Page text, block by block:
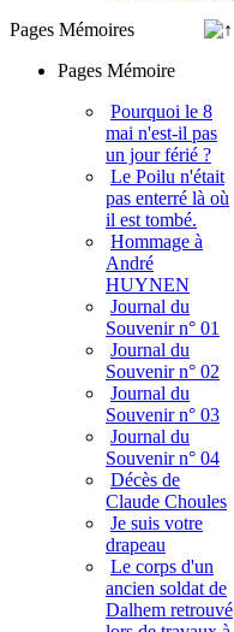
Pages Mémoires
Pages Mémoire
Pourquoi le 8
mai n'est-il pas
un jour férié ?
Le Poilu n'était
pas enterré là où
il est tombé.
Hommage à
André
HUYNEN
Journal du
Souvenir n° 01
Journal du
Souvenir n° 02
Journal du
Souvenir n° 03
Journal du
Souvenir n° 04
Décès de
Claude Choules
Je suis votre
drapeau
Le corps d'un
ancien soldat de
Dalhem retrouvé